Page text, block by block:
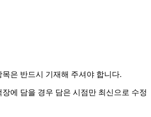
목은 반드시 기재해 주셔야 합니다.
에 담을 경우 담은 시점만 최신으로 수정